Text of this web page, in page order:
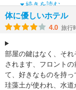
続きを読む
体に優しいホテル
4.0 旅行
部屋の鍵はなく、そ
されます、フロント
て、好きなものを持
珪藻土が使われ、水